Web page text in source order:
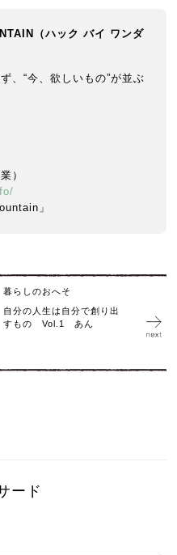
（ハック バイ ワンダ
、“今、欲しいもの”が並ぶ
）
」
暮らしのおへそ
自分の人生は自分で創り出
すもの Vol.1 あん
ード